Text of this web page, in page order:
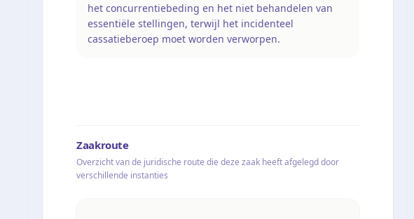
het concurrentiebeding en het niet behandelen van
essentiële stellingen, terwijl het incidenteel
cassatieberoep moet worden verworpen.
Zaakroute
Overzicht van de juridische route die deze zaak heeft afgelegd door
verschillende instanties